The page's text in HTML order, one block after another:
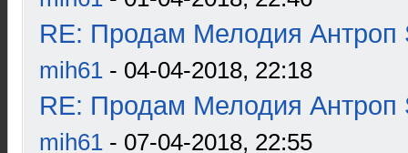
RE: Продам Мелодия Антроп
mih61 - 04-04-2018, 22:18
RE: Продам Мелодия Антроп
mih61 - 07-04-2018, 22:55